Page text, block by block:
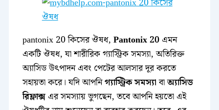
pantonix 20 কিসের ঔষধ, Pantonix 20এমন
একটি ঔষধ, যা শারীরিক গ্যাস্ট্রিক সমস্যা, অতিরিক্ত
অ্যাসিড উৎপাদন এবং পেটের আলসার দূর করতে
সহায়তা করে। যদি আপনিগ্যাস্ট্রিক সমস্যাবাঅ্যাসিড
রিফ্লাক্সএর সমস্যায় ভুগছেন, তবে আপনি হয়তো এই